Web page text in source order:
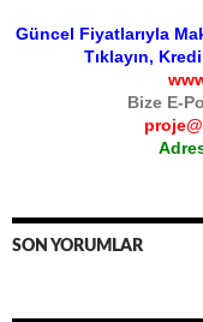
Güncel Fiyatlarıyla
Tıklayın,
Bize E-
SON YORUMLAR